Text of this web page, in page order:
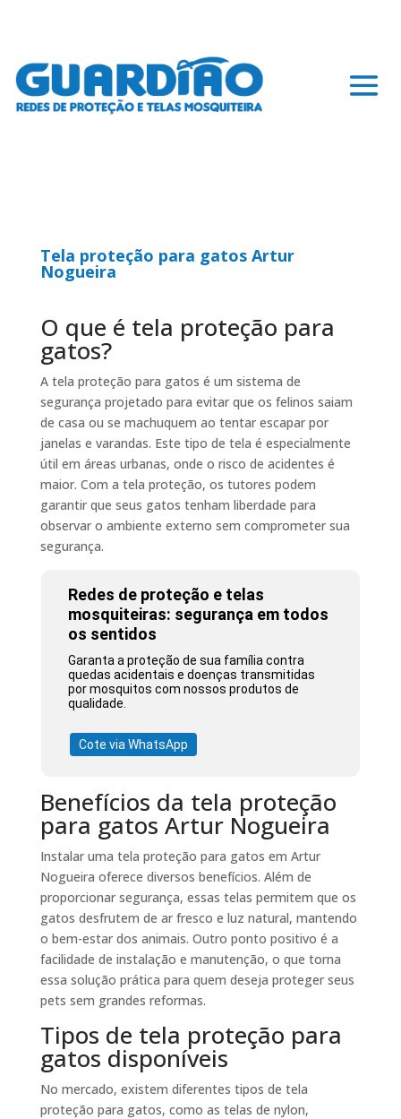
Tela proteção para gatos Artur
Nogueira
O que é tela proteção para
gatos?
A tela proteção para gatos é um sistema de
segurança projetado para evitar que os felinos saiam
de casa ou se machuquem ao tentar escapar por
janelas e varandas. Este tipo de tela é especialmente
útil em áreas urbanas, onde o risco de acidentes é
maior. Com a tela proteção, os tutores podem
garantir que seus gatos tenham liberdade para
observar o ambiente externo sem comprometer sua
segurança.
Redes de proteção e telas
mosquiteiras: segurança em todos
os sentidos
Garanta a proteção de sua família contra
quedas acidentais e doenças transmitidas
por mosquitos com nossos produtos de
qualidade.
Cote via WhatsApp
Benefícios da tela proteção
para gatos Artur Nogueira
Instalar uma tela proteção para gatos em Artur
Nogueira oferece diversos benefícios. Além de
proporcionar segurança, essas telas permitem que os
gatos desfrutem de ar fresco e luz natural, mantendo
o bem-estar dos animais. Outro ponto positivo é a
facilidade de instalação e manutenção, o que torna
essa solução prática para quem deseja proteger seus
pets sem grandes reformas.
Tipos de tela proteção para
gatos disponíveis
No mercado, existem diferentes tipos de tela
proteção para gatos, como as telas de nylon,